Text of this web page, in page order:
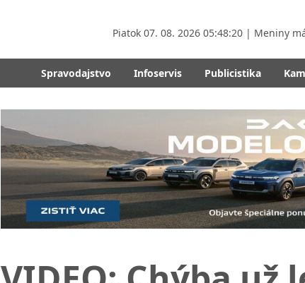
Piatok 07. 08. 2026 05:48:21 | Meniny
Spravodajstvo Infoservis Publicistika